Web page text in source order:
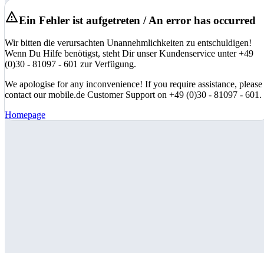
Ein Fehler ist aufgetreten / An error has occurred
Wir bitten die verursachten Unannehmlichkeiten zu entschuldigen!
Wenn Du Hilfe benötigst, steht Dir unser Kundenservice unter +49
(0)30 - 81097 - 601 zur Verfügung.
We apologise for any inconvenience! If you require assistance, please
contact our mobile.de Customer Support on +49 (0)30 - 81097 - 601.
Homepage